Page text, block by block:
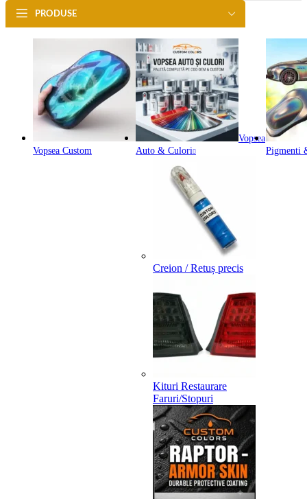
PRODUSE
Vopsea Custom
Vopsea
Auto & Culori
Creion / Retuș precis
Kituri Restaurare
Faruri/Stopuri
Pigmenti